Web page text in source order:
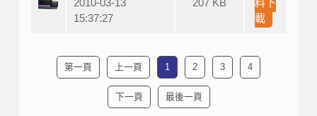
2010-03-13
15:37:27
207 KB
料下
載
第一頁 上一頁 1 2 3 4
下一頁 最後一頁